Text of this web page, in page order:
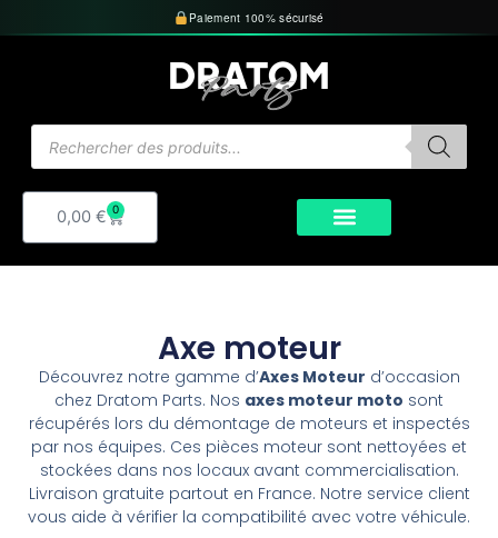
au
Paiement 100% sécurisé
de
0,00 € 0
Panier
Axe moteur
Découvrez notre gamme d’Axes Moteur d’occasion
chez Dratom Parts. Nos axes moteur moto sont
récupérés lors du démontage de moteurs et inspectés
par nos équipes. Ces pièces moteur sont nettoyées et
stockées dans nos locaux avant commercialisation.
Livraison gratuite partout en France. Notre service client
vous aide à vérifier la compatibilité avec votre véhicule.